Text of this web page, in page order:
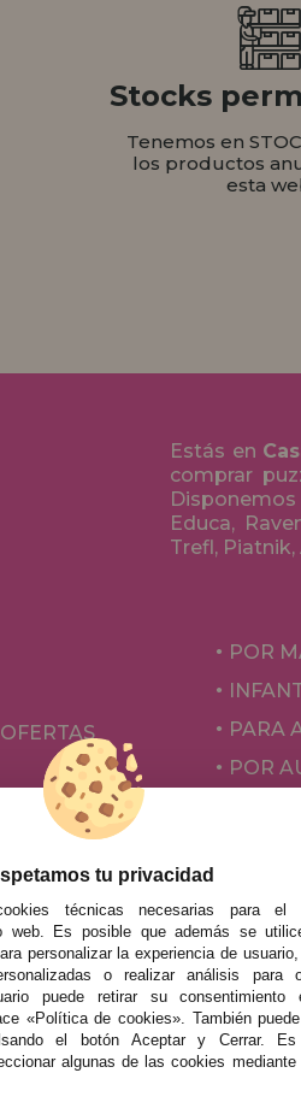
Stocks
Tenemos en
los productos
esta
Estás en
comprar
Educa,
Trefl,
POR
PARA
POR
ciudad del territorio
Real, Córdoba, Cuenca,
tu privacidad
técnicas necesarias para el
web. Es posible que además se
personalizar la experiencia de
o realizar análisis para
puede retirar su consentimiento
«Política de cookies». También
el botón Aceptar y Cerrar. Es
algunas de las cookies mediante